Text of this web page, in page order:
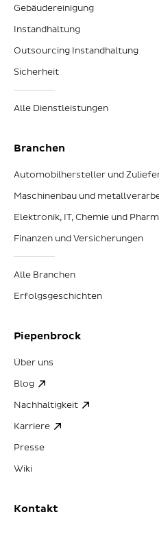
Gebäudereinigung
Instandhaltung
Outsourcing Instandhaltung
Sicherheit
Alle Dienstleistungen
Branchen
Automobilhersteller und
Maschinenbau und
Elektronik, IT, Chemie und
Finanzen und Versicherungen
Alle Branchen
Erfolgsgeschichten
Piepenbrock
Über uns
Blog
Nachhaltigkeit
Karriere
Presse
Wiki
Kontakt